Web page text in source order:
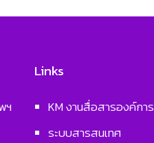
ฯ
Links
KM งานสื่อสารองค์การ
ระบบสารสนเทศ